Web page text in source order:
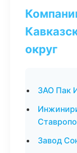
округ
ЗАО Пак
Завод